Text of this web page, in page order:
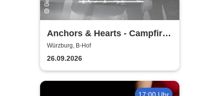
Anchors & Hearts - Campfire
Chronicles Tour 2026
Würzburg, B-Hof
26.09.2026